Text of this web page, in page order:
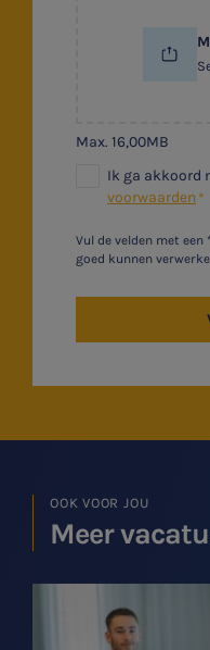
Max. 16,00MB
Ik ga akkoord
voorwaarden
Vul de velden met
goed kunnen
OOK VOOR JOU
Meer